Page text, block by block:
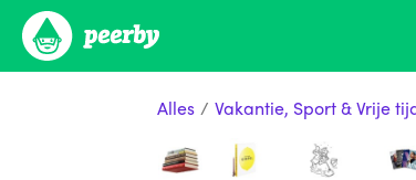
Alles / Vakantie, Sport & Vrije